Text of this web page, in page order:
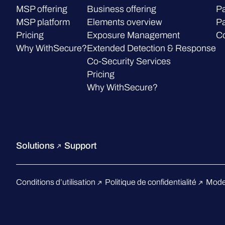
Une fois que l’outil aura
sortie sur votre bureau. Le
que la taille du fichier peut
Joignez le fichier à votre
technique traitera votre
Sélectionnez « Lancer les
Une fois que l’outil a
MSP offering
MSP platform
Pricing
Why WithSecure?
Business offering
Elements overview
Exposure Management
Extended Detection & Response
Co-Security Services
Pricing
Why WithSecure?
Solutions Support
Conditions d’utilisation Politique de confidentialité